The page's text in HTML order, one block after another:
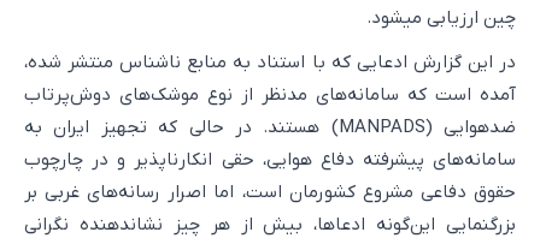
چین ارزیابی میشود.
در این گزارش ادعایی که با استناد به منابع ناشناس منتشر شده،
آمده است که سامانه‌های مدنظر از نوع موشک‌های دوش‌پرتاب
ضدهوایی (MANPADS) هستند. در حالی که تجهیز ایران به
سامانه‌های پیشرفته دفاع هوایی، حقی انکارناپذیر و در چارچوب
حقوق دفاعی مشروع کشورمان است، اما اصرار رسانه‌های غربی بر
بزرگنمایی این‌گونه ادعاها، بیش از هر چیز نشاندهنده نگرانی